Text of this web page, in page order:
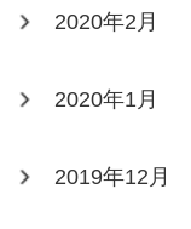
2020年2月
2020年1月
2019年12月